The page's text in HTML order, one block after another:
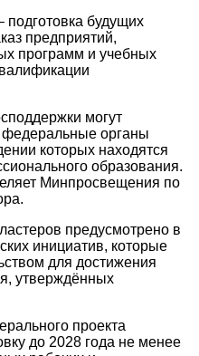
будущих
предприятий,
программ и учебных
могут
федеральные органы
которых находятся
образования.
Минпросвещения по
предусмотрено в
инициатив, которые
для достижения
утверждённых
проекта
до 2028 года не менее